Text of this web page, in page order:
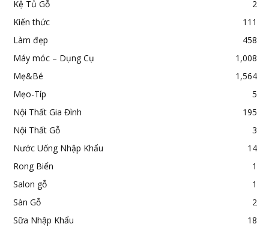
Kệ Tủ Gỗ
2
Kiến thức
111
Làm đẹp
458
Máy móc – Dụng Cụ
1,008
Mẹ&Bé
1,564
Mẹo-Típ
5
Nội Thất Gia Đình
195
Nội Thất Gỗ
3
Nước Uống Nhập Khẩu
14
Rong Biển
1
Salon gỗ
1
Sàn Gỗ
2
Sữa Nhập Khẩu
18